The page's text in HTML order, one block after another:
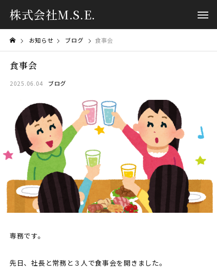
株式会社M.S.E.
お知らせ ブログ 食事会
食事会
2025.06.04 ブログ
専務です。
先日、社長と常務と３人で食事会を開きました。